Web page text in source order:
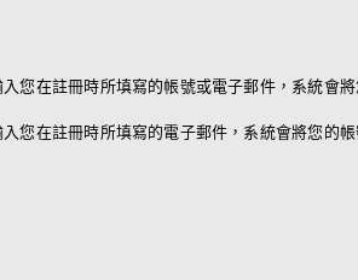
您在註冊時所填寫的帳號或電子郵件，系統會
您在註冊時所填寫的電子郵件，系統會將您的